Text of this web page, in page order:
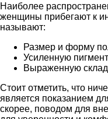
Наиболее
женщины прибегают к
называют:
Размер и форму
Усиленную
Выраженную
Стоит отметить, что
является показанием
скорее, поводом для